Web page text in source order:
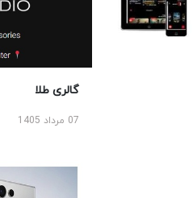
گالری طلا
07 مرداد 1405